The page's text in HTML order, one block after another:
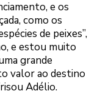
e os
como os
de peixes”,
e estou muito
grande
valor ao destino
Adélio.